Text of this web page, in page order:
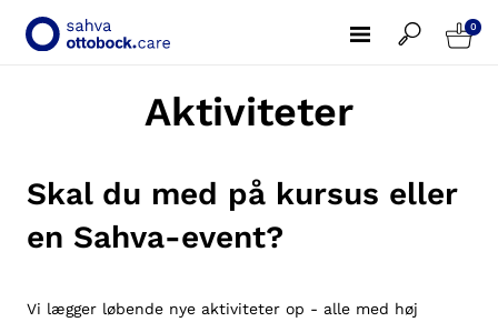
0
Aktiviteter
Skal du med på kursus eller
en Sahva-event?
Vi lægger løbende nye aktiviteter op - alle med høj